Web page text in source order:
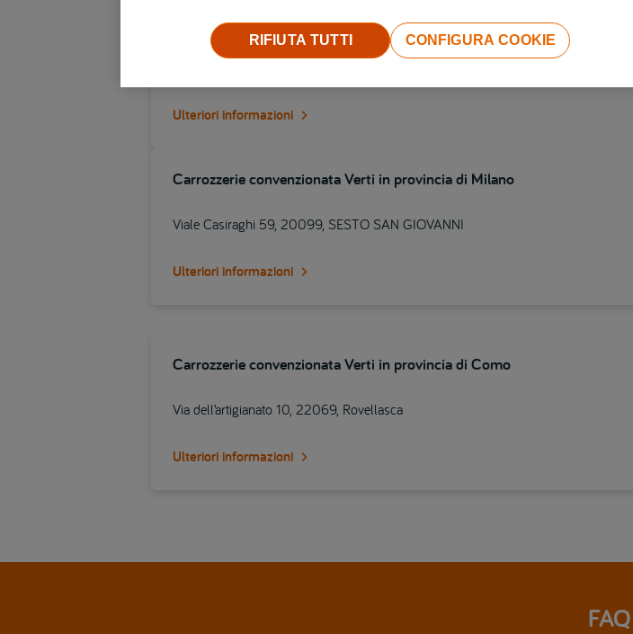
Carrozzerie convenzionata Verti in provincia di Brescia
Ulteriori informazioni
Carrozzerie convenzionata Verti in provincia di Milano
Viale Casiraghi 59, 20099, SESTO SAN GIOVANNI
Ulteriori informazioni
Carrozzerie convenzionata Verti in provincia di Como
Via dell’artigianato 10, 22069, Rovellasca
Ulteriori informazioni
FAQ
CONFIGURA COOKIE
RIFIUTA TUTTI